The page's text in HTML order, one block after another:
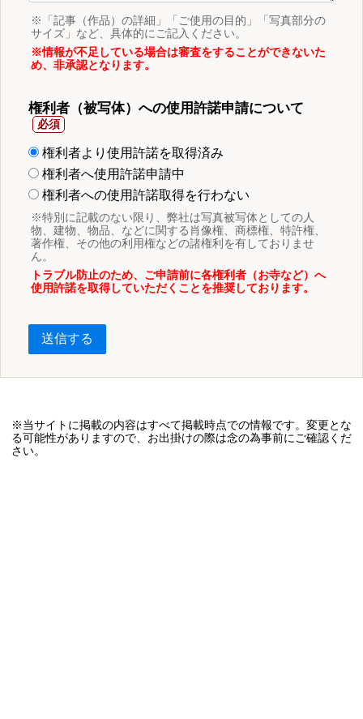
※「記事（作品）の詳細」「ご使用の目的」「写真部分の
サイズ」など、具体的にご記入ください。
※情報が不足している場合は審査をすることができないた
め、非承認となります。
権利者（被写体）への使用許諾申請について
権利者より使用許諾を取得済み
権利者へ使用許諾申請中
権利者への使用許諾取得を行わない
※特別に記載のない限り、弊社は写真被写体としての人
物、建物、物品、などに関する肖像権、商標権、特許権、
著作権、その他の利用権などの諸権利を有しておりませ
ん。
トラブル防止のため、ご申請前に各権利者（お寺など）へ
使用許諾を取得していただくことを推奨しております。
送信する
※当サイトに掲載の内容はすべて掲載時点での情報です。変更とな
る可能性がありますので、お出掛けの際は念の為事前にご確認くだ
さい。